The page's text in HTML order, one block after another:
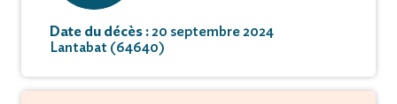
Date du décès :20 septembre 2024
Lantabat (64640)